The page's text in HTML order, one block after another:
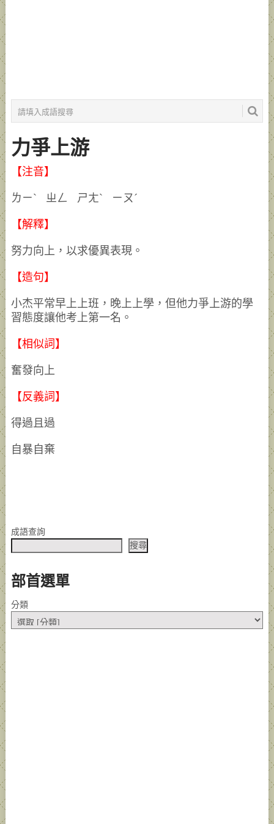
力爭上游
【注音】
ㄌㄧˋ ㄓㄥ ㄕㄤˋ ㄧㄡˊ
【解釋】
努力向上，以求優異表現。
【造句】
小杰平常早上上班，晚上上學，但他力爭上游的學
習態度讓他考上第一名。
【相似詞】
奮發向上
【反義詞】
得過且過
自暴自棄
成語查詢
搜尋
部首選單
分類